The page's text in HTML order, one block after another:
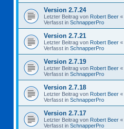
Version 2.7.24
Letzter Beitrag von Robert Beer «
Verfasst in SchnapperPro
Version 2.7.21
Letzter Beitrag von Robert Beer «
Verfasst in SchnapperPro
Version 2.7.19
Letzter Beitrag von Robert Beer «
Verfasst in SchnapperPro
Version 2.7.18
Letzter Beitrag von Robert Beer «
Verfasst in SchnapperPro
Version 2.7.17
Letzter Beitrag von Robert Beer «
Verfasst in SchnapperPro